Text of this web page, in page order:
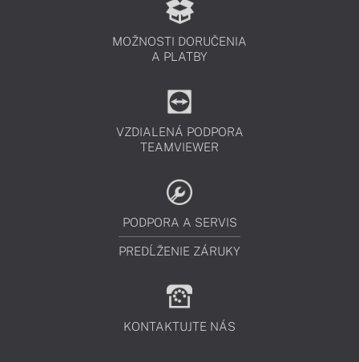
MOŽNOSTI DORUČENIA
A PLATBY
VZDIALENÁ PODPORA
TEAMVIEWER
PODPORA A SERVIS
PREDĹŽENIE ZÁRUKY
KONTAKTUJTE NÁS